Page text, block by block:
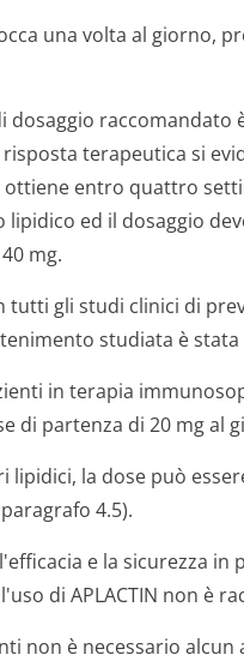
una volta al giorno,
dosaggio raccomandato
terapeutica si
entro quattro
ed il dosaggio
mg.
tutti gli studi clinici di
studiata è
in terapia
di partenza di 20 mg al
lipidici, la dose può
4.5).
e la sicurezza in
di APLACTIN non è
non è necessario